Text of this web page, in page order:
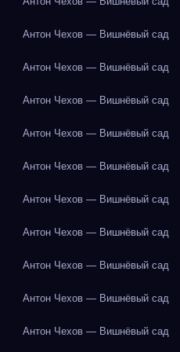
Антон Чехов — Вишнёвый сад
Антон Чехов — Вишнёвый сад
Антон Чехов — Вишнёвый сад
Антон Чехов — Вишнёвый сад
Антон Чехов — Вишнёвый сад
Антон Чехов — Вишнёвый сад
Антон Чехов — Вишнёвый сад
Антон Чехов — Вишнёвый сад
Антон Чехов — Вишнёвый сад
Антон Чехов — Вишнёвый сад